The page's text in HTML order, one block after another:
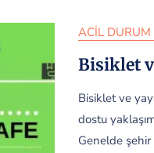
ACIL DURUM
Bisiklet
Bisiklet ve
dostu
Genelde